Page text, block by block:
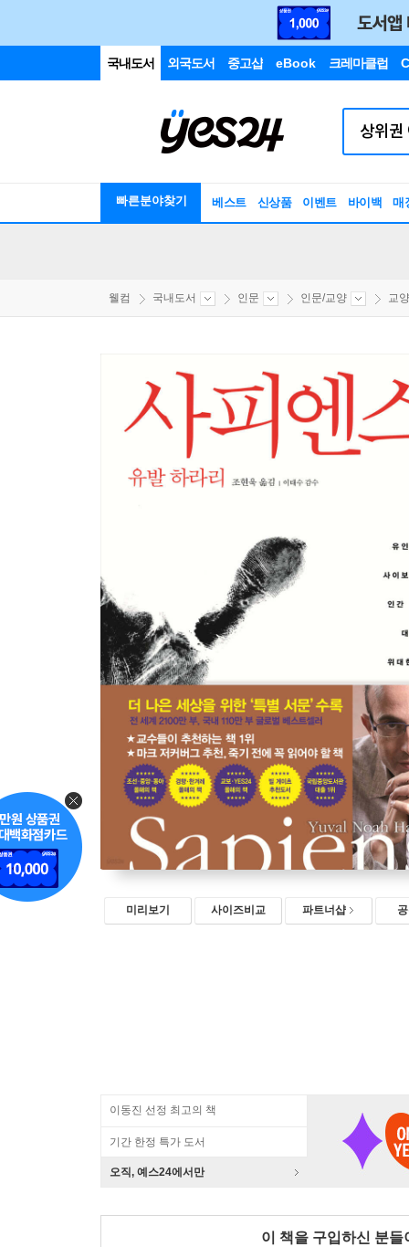
국내도서 외국도서 중고샵 eBook 크레마클럽
빠른분야찾기 베스트 신상품 이벤트 바이백 매
웰컴 국내도서 인문 인문/교양 교
미리보기 사이즈비교 파트너샵
이동진 선정 최고의 책
기간 한정 특가 도서
오직, 예스24에서만
이 책을 구입하신 분